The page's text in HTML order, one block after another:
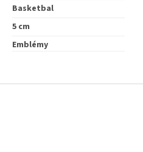
Basketbal
5 cm
Emblémy